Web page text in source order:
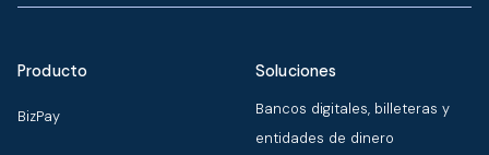
Producto
BizPay
Soluciones
Bancos digitales, billeteras y
entidades de dinero